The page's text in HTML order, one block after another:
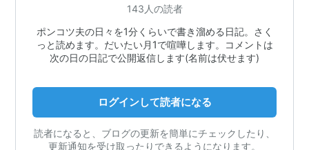
143人の読者
ポンコツ夫の日々を1分くらいで書き溜める日記。さく
っと読めます。だいたい月1で喧嘩します。コメントは
次の日の日記で公開返信します(名前は伏せます)
ログインして読者になる
読者になると、ブログの更新を簡単にチェックしたり、
更新通知を受け取ったりできるようになります。